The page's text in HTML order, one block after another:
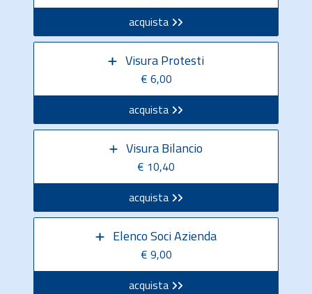
acquista
Visura Protesti
€ 6,00
acquista
Visura Bilancio
€ 10,40
acquista
Elenco Soci Azienda
€ 9,00
acquista